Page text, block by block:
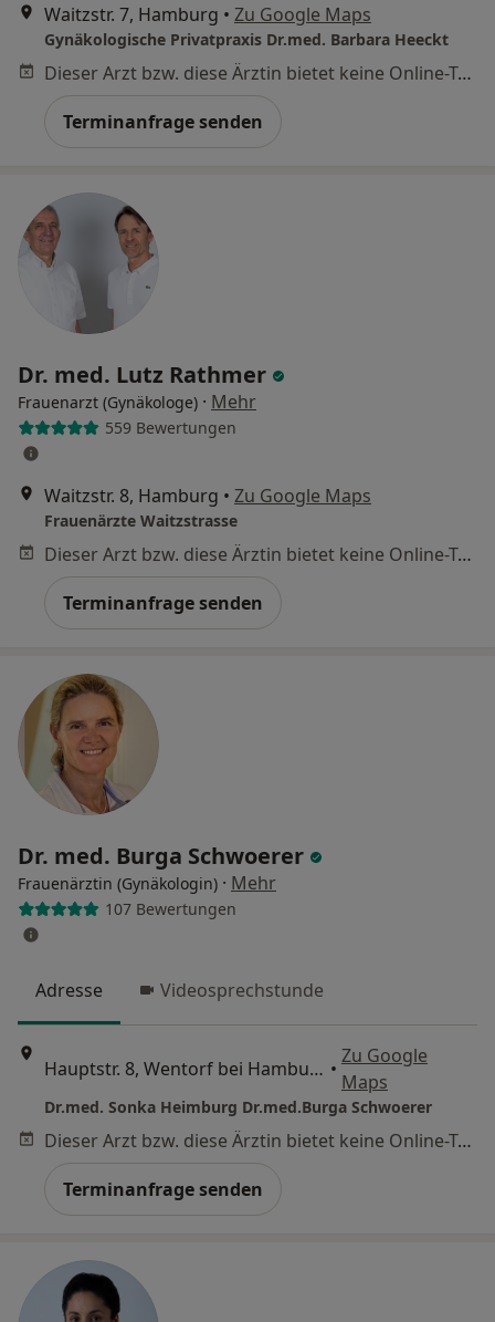
Waitzstr. 7, Hamburg • Zu Google Maps
Gynäkologische Privatpraxis Dr.med. Barbara Heeckt
Dieser Arzt bzw. diese Ärztin bietet keine Online-Terminbuchung an diesem Standort an.
Terminanfrage senden
Dr. med. Lutz Rathmer
Frauenarzt (Gynäkologe) · Mehr
559 Bewertungen
Waitzstr. 8, Hamburg • Zu Google Maps
Frauenärzte Waitzstrasse
Dieser Arzt bzw. diese Ärztin bietet keine Online-Terminbuchung an diesem Standort an.
Terminanfrage senden
Dr. med. Burga Schwoerer
Frauenärztin (Gynäkologin) · Mehr
107 Bewertungen
Adresse Videosprechstunde
Hauptstr. 8, Wentorf bei Hamburg •
Zu Google
Maps
Dr.med. Sonka Heimburg Dr.med.Burga Schwoerer
Dieser Arzt bzw. diese Ärztin bietet keine Online-Terminbuchung an diesem Standort an.
Terminanfrage senden